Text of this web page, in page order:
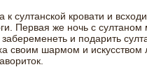
султанской кровати и
Первая же ночь с султаном
и подарить
своим шармом и искусством